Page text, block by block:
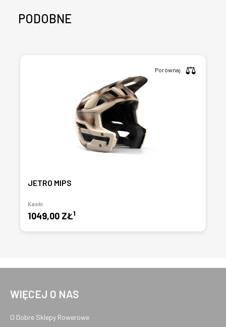
PODOBNE
JETRO MIPS
Kaski
1049,00 ZŁ1
Porównaj
WIĘCEJ O NAS
O Dobre Sklepy Rowerowe